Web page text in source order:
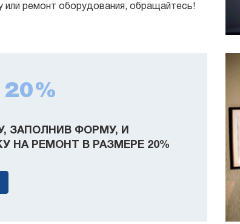
или ремонт оборудования, обращайтесь!
20%
ЗАПОЛНИВ ФОРМУ, И
НА РЕМОНТ В РАЗМЕРЕ 20%